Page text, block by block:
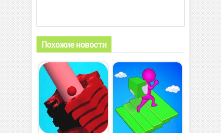
Похожие новости